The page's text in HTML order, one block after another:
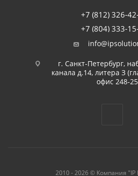
+7 (812) 326-
+7 (804) 333-
г. Санкт-Петербург,
канала д.14, литера З
офис 248-
2010 - 2026 © Компания